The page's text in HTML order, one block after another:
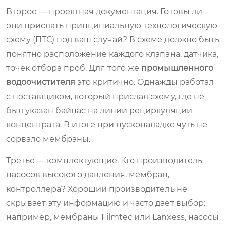
Второе — проектная документация. Готовы ли
они прислать принципиальную технологическую
схему (ПТС) под ваш случай? В схеме должно быть
понятно расположение каждого клапана, датчика,
точек отбора проб. Для того же промышленного
водоочистителя это критично. Однажды работал
с поставщиком, который прислал схему, где не
был указан байпас на линии рециркуляции
концентрата. В итоге при пусконаладке чуть не
сорвало мембраны.
Третье — комплектующие. Кто производитель
насосов высокого давления, мембран,
контроллера? Хороший производитель не
скрывает эту информацию и часто даёт выбор:
например, мембраны Filmtec или Lanxess, насосы